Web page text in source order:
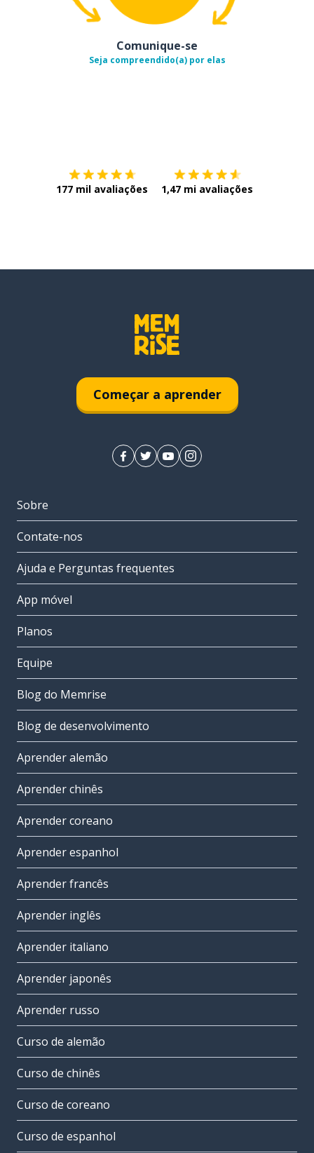
Comunique-se
Seja compreendido(a) por elas
177 mil avaliações 1,47 mi avaliações
Começar a aprender
Sobre
Contate-nos
Ajuda e Perguntas frequentes
App móvel
Planos
Equipe
Blog do Memrise
Blog de desenvolvimento
Aprender alemão
Aprender chinês
Aprender coreano
Aprender espanhol
Aprender francês
Aprender inglês
Aprender italiano
Aprender japonês
Aprender russo
Curso de alemão
Curso de chinês
Curso de coreano
Curso de espanhol